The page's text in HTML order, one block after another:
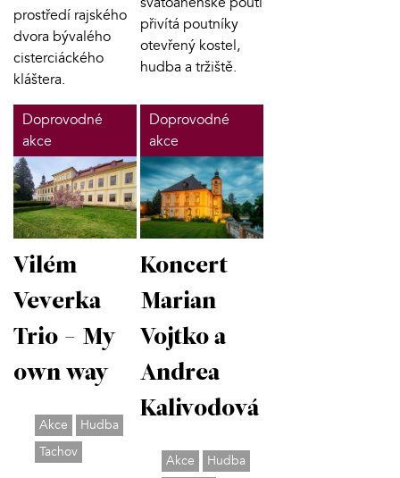
prostředí rajského
dvora bývalého
cisterciáckého
kláštera.
přivítá poutníky
otevřený kostel,
hudba a tržiště.
Doprovodné
akce
Vilém
Veverka
Trio - My
own way
Akce
Hudba
Tachov
Doprovodné
akce
Koncert
Marian
Vojtko a
Andrea
Kalivodová
Akce
Hudba